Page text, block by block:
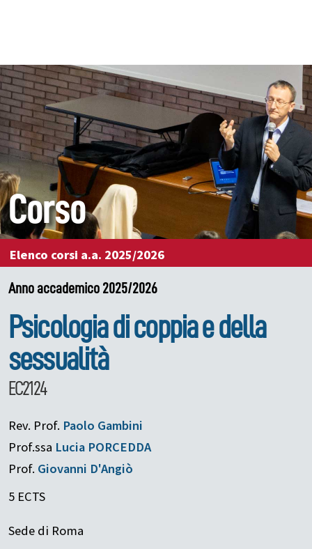
Corso
Elenco corsi a.a. 2025/2026
Anno accademico 2025/2026
Psicologia di coppia e della
sessualità
EC2124
Rev. Prof. Paolo Gambini
Prof.ssa Lucia PORCEDDA
Prof. Giovanni D'Angiò
5 ECTS
Sede di Roma